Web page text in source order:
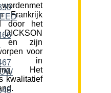
Frankrijk
door het
en zijn
voor
in
Het
kwalitatief